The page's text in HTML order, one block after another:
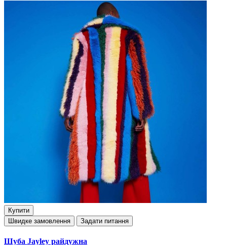
Купити
Швидке замовлення
Задати питання
Шуба Jayley райдужна